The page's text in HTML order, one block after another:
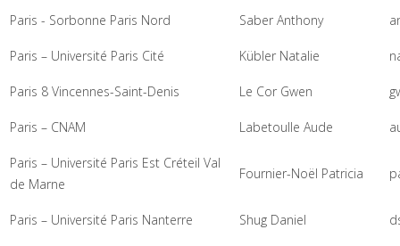
Paris - Sorbonne Paris Nord Saber Anthony
Paris – Université Paris Cité Kübler Natalie
Paris 8 Vincennes-Saint-Denis Le Cor Gwen
Paris – CNAM Labetoulle Aude
Paris – Université Paris Est Créteil Val
de Marne
Fournier-Noël Patricia
Paris – Université Paris Nanterre Shug Daniel